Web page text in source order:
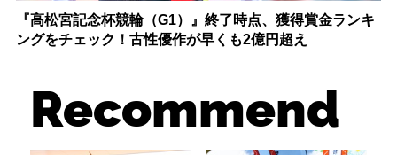
『高松宮記念杯競輪（G1）』終了時点、獲得賞金ランキ
ングをチェック！古性優作が早くも2億円超え
Recommend